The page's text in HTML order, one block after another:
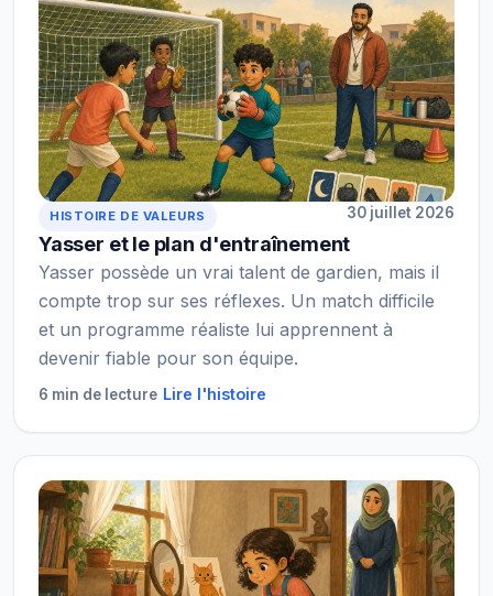
HISTOIRE DE VALEURS 30 juillet 2026
Yasser et le plan d'entraînement
Yasser possède un vrai talent de gardien, mais il
compte trop sur ses réflexes. Un match difficile
et un programme réaliste lui apprennent à
devenir fiable pour son équipe.
6 min de lecture Lire l'histoire